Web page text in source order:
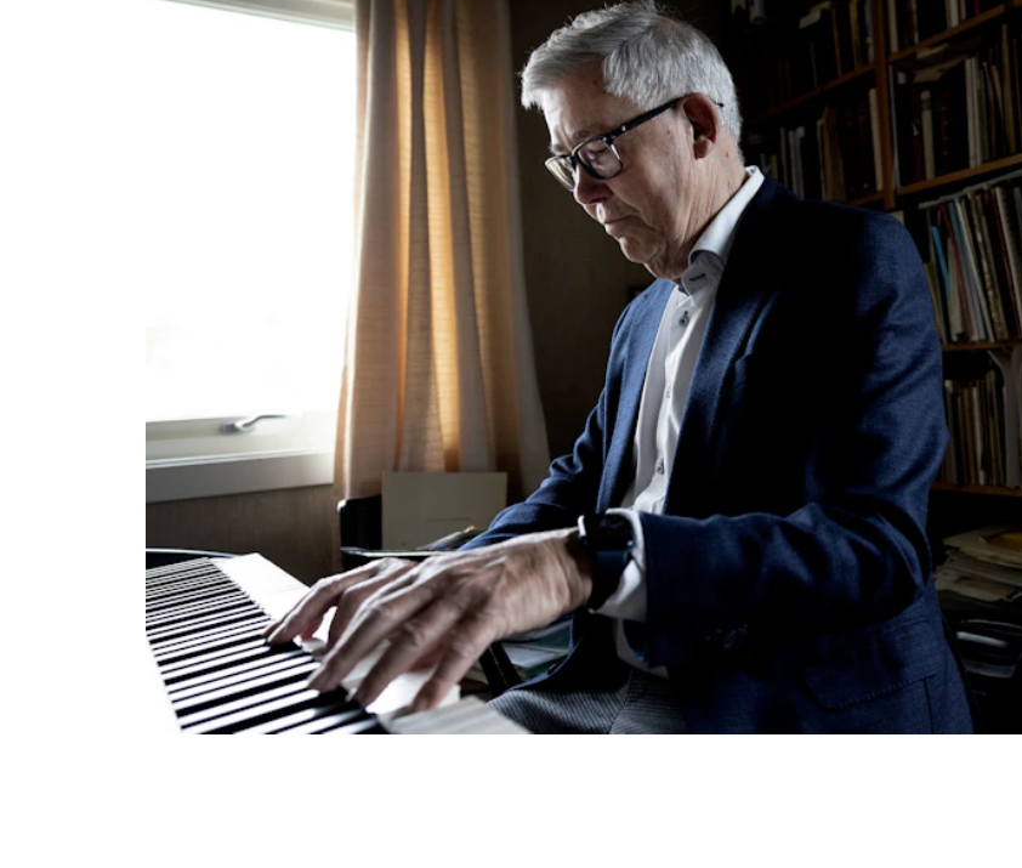
UTVIKLINGSARBEID
For ph.d.-programmet i kunstnerisk
utviklingsarbeid
For ph.d.-programmet i musikkforskning
Forskningsetikk
KONSERTER OG ARRANGEMENTER
Arrangementer for ansatte
Gjennomføre konserter og arrangementer
Markedsføring, program og plakat
Låne utstyr – lyd, lys og video
Konsertopptak